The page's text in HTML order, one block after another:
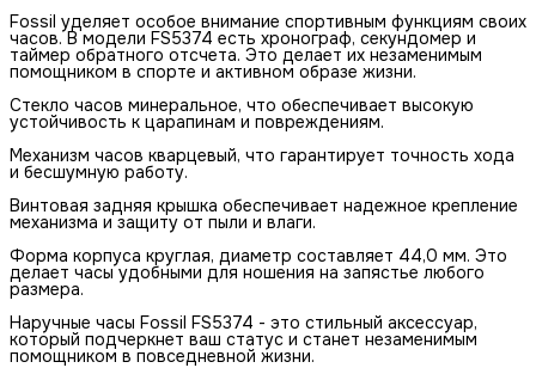
Fossil уделяет особое внимание спортивным функциям своих
часов. В модели FS5374 есть хронограф, секундомер и
таймер обратного отсчета. Это делает их незаменимым
помощником в спорте и активном образе жизни.
Стекло часов минеральное, что обеспечивает высокую
устойчивость к царапинам и повреждениям.
Механизм часов кварцевый, что гарантирует точность хода
и бесшумную работу.
Винтовая задняя крышка обеспечивает надежное крепление
механизма и защиту от пыли и влаги.
Форма корпуса круглая, диаметр составляет 44,0 мм. Это
делает часы удобными для ношения на запястье любого
размера.
Наручные часы Fossil FS5374 - это стильный аксессуар,
который подчеркнет ваш статус и станет незаменимым
помощником в повседневной жизни.